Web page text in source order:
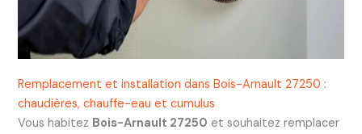
Remplacement et installation dans Bois-Arnault 27250 :
chaudières, chauffe-eau et cumulus
Vous habitez Bois-Arnault 27250 et souhaitez remplacer